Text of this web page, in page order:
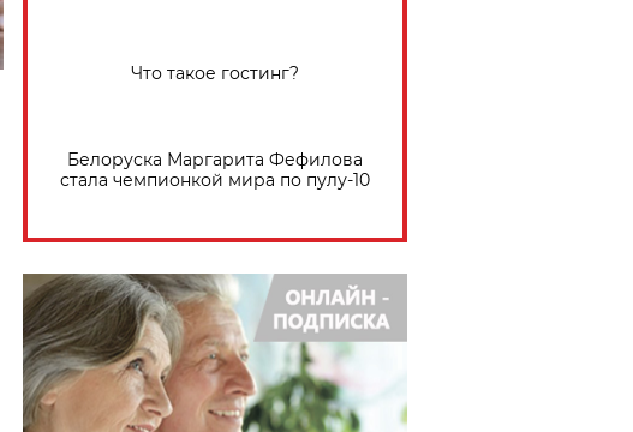
Что такое гостинг?
Белоруска Маргарита Фефилова
стала чемпионкой мира по пулу-10